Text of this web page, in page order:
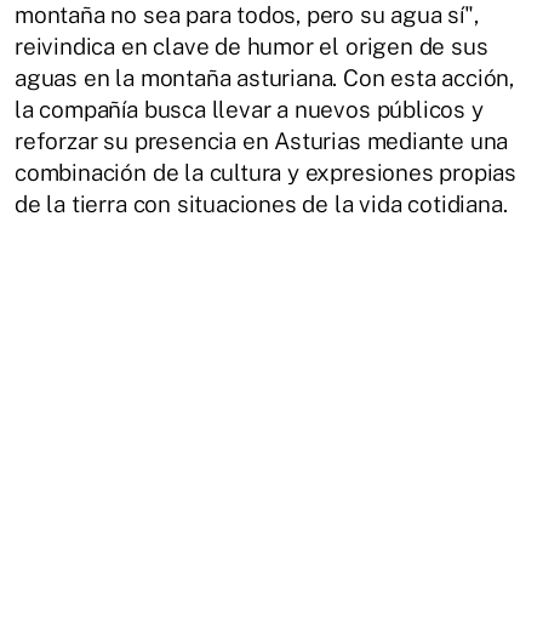
montaña no sea para todos, pero su agua sí",
reivindica en clave de humor el origen de sus
aguas en la montaña asturiana. Con esta acción,
la compañía busca llevar a nuevos públicos y
reforzar su presencia en Asturias mediante una
combinación de la cultura y expresiones propias
de la tierra con situaciones de la vida cotidiana.